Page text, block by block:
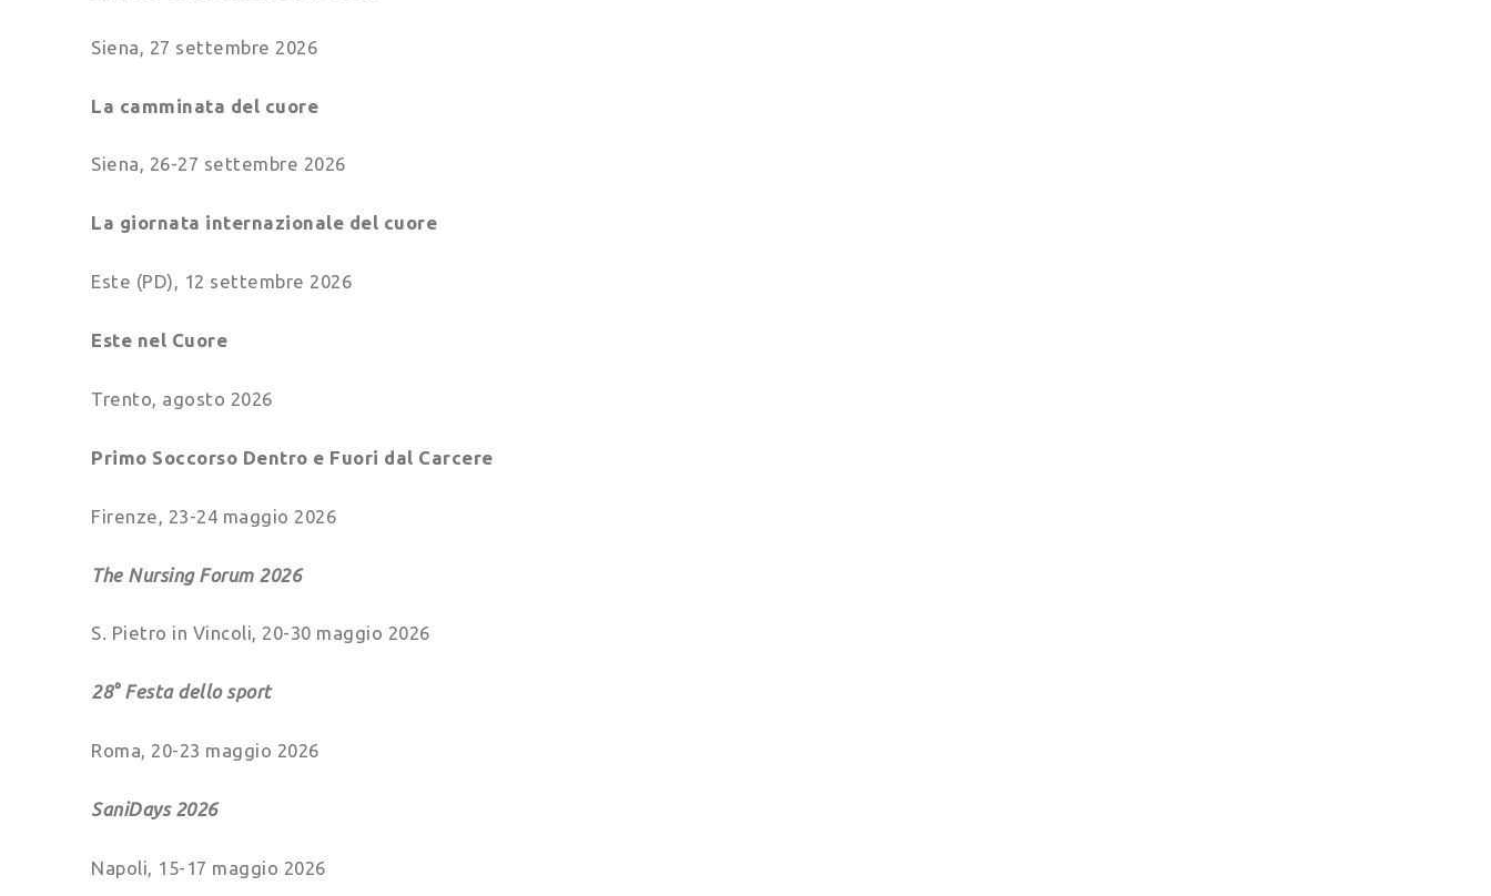
Siena, 27 settembre 2026
La camminata del cuore
Siena, 26-27 settembre 2026
La giornata internazionale del cuore
Este (PD), 12 settembre 2026
Este nel Cuore
Trento, agosto 2026
Primo Soccorso Dentro e Fuori dal Carcere
Firenze, 23-24 maggio 2026
The Nursing Forum 2026
S. Pietro in Vincoli, 20-30 maggio 2026
28° Festa dello sport
Roma, 20-23 maggio 2026
SaniDays 2026
Napoli, 15-17 maggio 2026